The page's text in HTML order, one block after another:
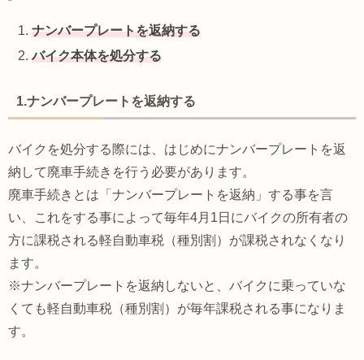
ナンバープレートを返納する
バイク本体を処分する
1.ナンバープレートを返納する
バイクを処分する際には、はじめにナンバープレートを返
納して廃車手続きを行う必要があります。
廃車手続きとは「ナンバープレートを返納」する事を言
い、これをする事によって毎年4月1日にバイクの所有者の
方に課税される軽自動車税（種別割）が課税されなくなり
ます。
※ナンバープレートを返納しないと、バイクに乗っていな
くても軽自動車税（種別割）が毎年課税される事になりま
す。